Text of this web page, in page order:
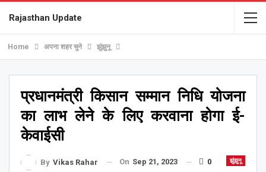
Rajasthan Update
Home अपना शहर चुने झुंझुनू
प्रधानमंत्री किसान सम्मान निधि योजना
का लाभ लेने के लिए करवाना होगा ई-
केवाईसी
झुंझुनू
By Vikas Rahar On Sep 21, 2023 0